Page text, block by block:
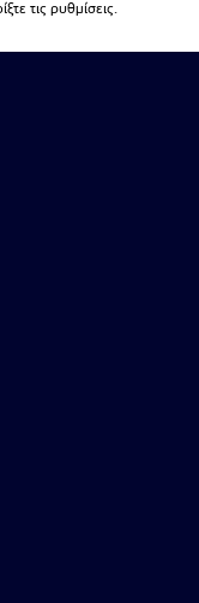
τις ρυθμίσεις.